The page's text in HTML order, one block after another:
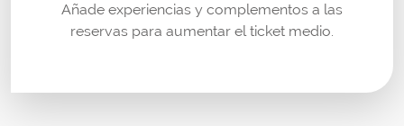
Añade experiencias y complementos a las
reservas para aumentar el ticket medio.